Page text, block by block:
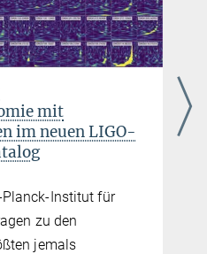
19984
mit
im neuen LIGO-
Institut für
zu den
jemals